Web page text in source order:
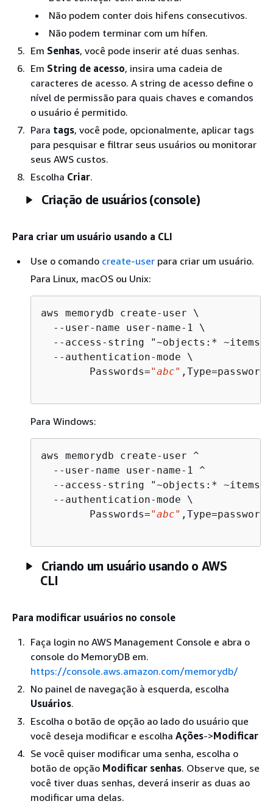
Não podem conter dois hifens consecutivos.
Não podem terminar com um hífen.
Em Senhas, você pode inserir até duas senhas.
Em String de acesso, insira uma cadeia de
caracteres de acesso. A string de acesso define o
nível de permissão para quais chaves e comandos
o usuário é permitido.
Para tags, você pode, opcionalmente, aplicar tags
para pesquisar e filtrar seus usuários ou monitorar
seus AWS custos.
Escolha Criar.
Criação de usuários (console)
Para criar um usuário usando a CLI
Use o comando create-user para criar um usuário.
Para Linux, macOS ou Unix:
aws memorydb create-user \
  --user-name user-name-1 \
--access-string "~objects:*
  --authentication-mode \
        Passwords=
"abc" ,Type=password
Para Windows:
aws memorydb create-user ^
  --user-name user-name-1 ^
--access-string "~objects:*
  --authentication-mode \
        Passwords=
"abc" ,Type=password
Criando um usuário usando o AWS
CLI
Para modificar usuários no console
Faça login no AWS Management Console e abra o
console do MemoryDB em.
https://console.aws.amazon.com/memorydb/
No painel de navegação à esquerda, escolha
Usuários.
Escolha o botão de opção ao lado do usuário que
você deseja modificar e escolha Ações->Modificar
Se você quiser modificar uma senha, escolha o
botão de opção Modificar senhas. Observe que, se
você tiver duas senhas, deverá inserir as duas ao
modificar uma delas.